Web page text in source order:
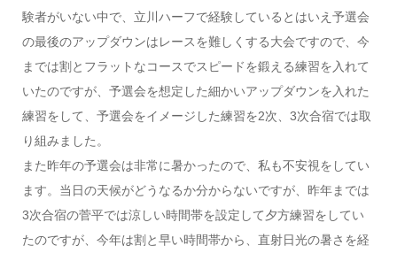
験者がいない中で、立川ハーフで経験しているとはいえ予選会
の最後のアップダウンはレースを難しくする大会ですので、今
までは割とフラットなコースでスピードを鍛える練習を入れて
いたのですが、予選会を想定した細かいアップダウンを入れた
練習をして、予選会をイメージした練習を2次、3次合宿では取
り組みました。
また昨年の予選会は非常に暑かったので、私も不安視をしてい
ます。当日の天候がどうなるか分からないですが、昨年までは
3次合宿の菅平では涼しい時間帯を設定して夕方練習をしてい
たのですが、今年は割と早い時間帯から、直射日光の暑さを経